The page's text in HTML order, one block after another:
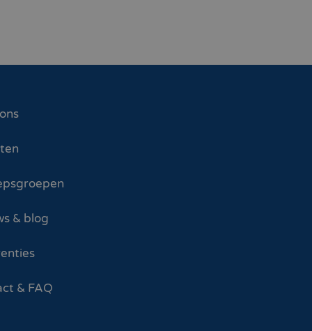
& blog
& FAQ